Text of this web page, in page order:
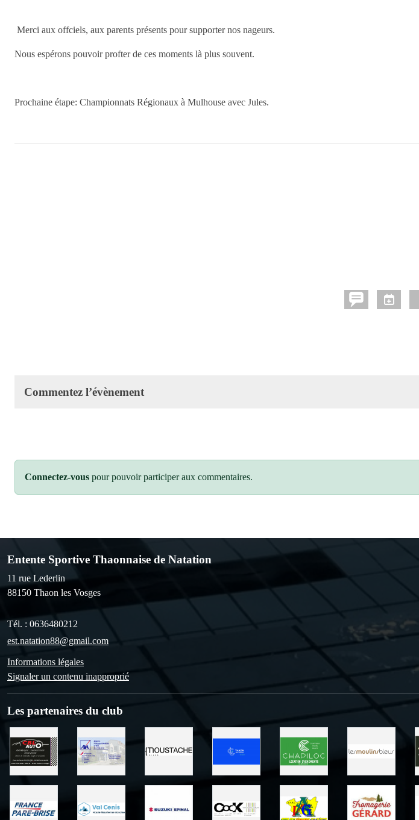
Merci aux offciels, aux parents présents pour supporter nos nageurs.
Nous espérons pouvoir profter de ces moments là plus souvent.
Prochaine étape: Championnats Régionaux à Mulhouse avec Jules.
Commentez l’évènement
Connectez-vous pour pouvoir participer aux commentaires.
Entente Sportive Thaonnaise de Natation
11 rue Lederlin
88150 Thaon les Vosges
Tél. : 0636480212
est.natation88@gmail.com
Informations légales
Signaler un contenu inapproprié
Les partenaires du club